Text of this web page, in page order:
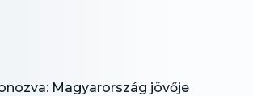
Magyarország jövője